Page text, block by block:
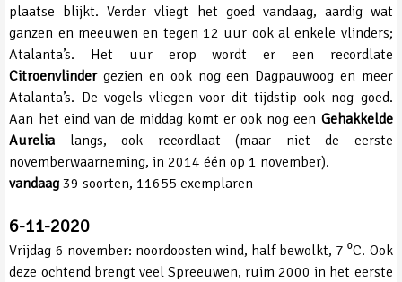
plaatse blijkt. Verder vliegt het goed vandaag, aardig wat
ganzen en meeuwen en tegen 12 uur ook al enkele vlinders;
Atalanta’s. Het uur erop wordt er een recordlate
Citroenvlindergezien en ook nog een Dagpauwoog en meer
Atalanta’s. De vogels vliegen voor dit tijdstip ook nog goed.
Aan het eind van de middag komt er ook nog een Gehakkelde
Aurelia langs, ook recordlaat (maar niet de eerste
novemberwaarneming, in 2014 één op 1 november).
vandaag 39 soorten, 11655 exemplaren
6-11-2020
Vrijdag 6 november: noordoosten wind, half bewolkt, 7 ⁰C. Ook
deze ochtend brengt veel Spreeuwen, ruim 2000 in het eerste